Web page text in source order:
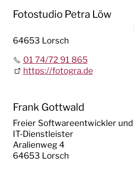
Fotostudio Petra Löw
64653 Lorsch
01 74/72 91 865
https://fotogra.de
Frank Gottwald
Freier Softwareentwickler und
IT-Dienstleister
Aralienweg 4
64653 Lorsch